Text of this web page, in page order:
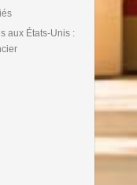
aux États-Unis :